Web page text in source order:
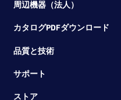
周辺機器（法人）
カタログPDFダウンロード
品質と技術
サポート
ストア